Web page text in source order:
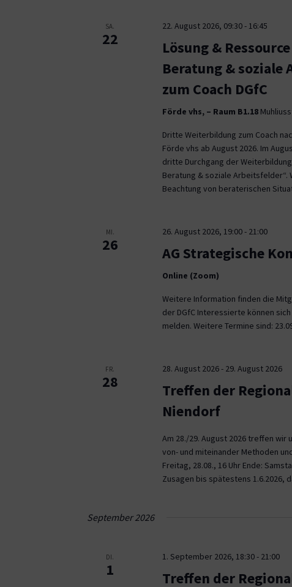
SA.
22
22. August 2026, 09:30- 16:45
Lösung &
Beratung &
zum Coach DGfC
Förde vhs, – Raum B1.18
Dritte Weiterbildung zum Coach
Förde vhs ab August 2026. Im
dritte Durchgang der
Beratung & soziale
Beachtung von beraterischen
MI.
26
26. August 2026, 19:00- 21:00
AG Strategische
Online (Zoom)
Weitere Information finden die
der DGfC Interessierte können
melden. Weitere Termine sind:
FR.
28
28. August 2026- 29. August 2026
Treffen der
Niendorf
Am 28./29. August 2026 treffen wir
von- und miteinander Methoden
Freitag, 28.08., 16 Uhr Ende:
Zusagen bis spätestens
September 2026
DI.
1
1. September 2026, 18:30- 21:00
Treffen der